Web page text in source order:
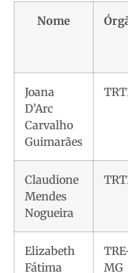
Nome
Joana
D’Arc
Carvalho
Guimarães
Claudione
Mendes
Nogueira
Elizabeth
Fátima
MG